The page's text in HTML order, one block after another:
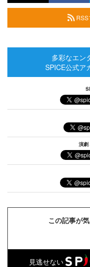
RSS
多彩なエン
SPICE公式ア
演劇
この記事が
見逃せない